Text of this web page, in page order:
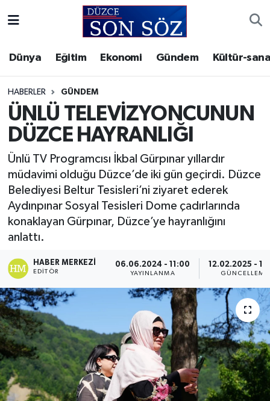
Dünya Eğitim Ekonomi Gündem Kültür-
HABERLER GÜNDEM
ÜNLÜ TELEVİZYONCUNUN
DÜZCE HAYRANLIĞI
Ünlü TV Programcısı İkbal Gürpınar yıllardır
müdavimi olduğu Düzce’de iki gün geçirdi. Düzce
Belediyesi Beltur Tesisleri’ni ziyaret ederek
Aydınpınar Sosyal Tesisleri Dome çadırlarında
konaklayan Gürpınar, Düzce’ye hayranlığını
anlattı.
HABER MERKEZI
EDITÖR
06.06.2024 - 11:00
YAYINLANMA
12.02.2025 -
GÜNCELLEME
Gizlilik Sözleşmesi
İletişim
Künye
Video Galeri
Akçakoca Hava Durumu
Akçakoca Trafik Yoğunluk Haritası
Süper Lig Puan Durumu ve Fikstür
Tüm Manşetler
Son Dakika Haberleri
Haber Arşivi